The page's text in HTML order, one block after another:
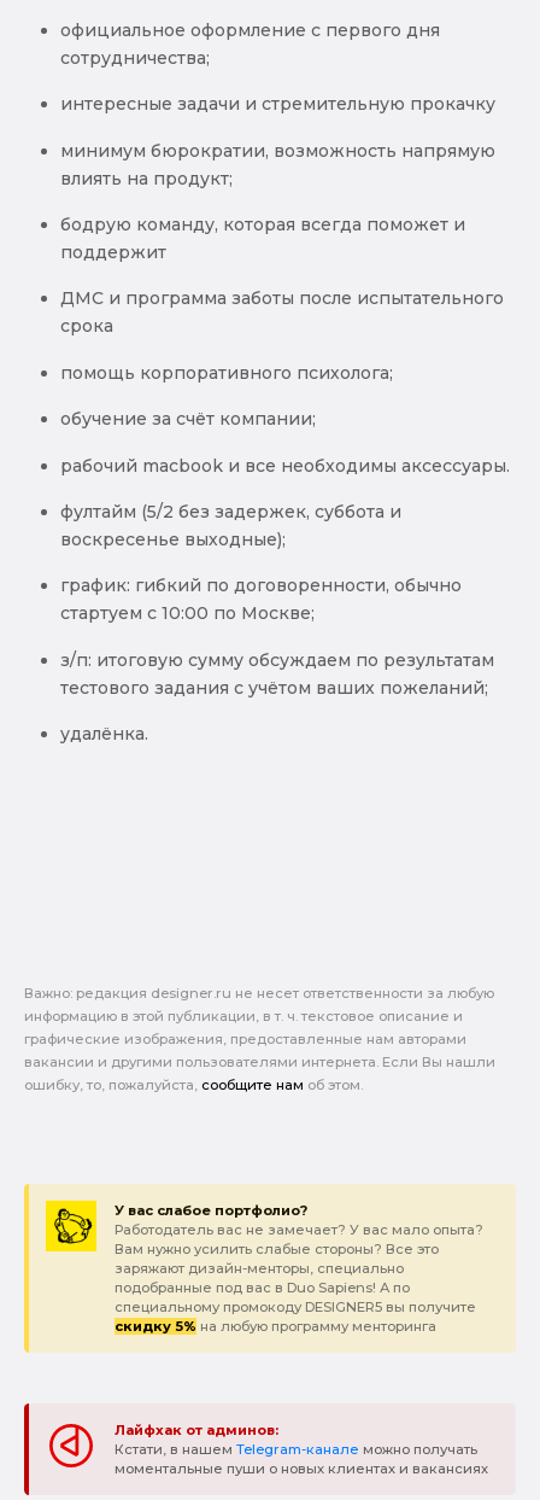
официальное оформление с первого дня
сотрудничества;
интересные задачи и стремительную прокачку
минимум бюрократии, возможность напрямую
влиять на продукт;
бодрую команду, которая всегда поможет и
поддержит
ДМС и программа заботы после испытательного
срока
помощь корпоративного психолога;
обучение за счёт компании;
рабочий macbook и все необходимы аксессуары.
фултайм (5/2 без задержек, суббота и
воскресенье выходные);
график: гибкий по договоренности, обычно
стартуем с 10:00 по Москве;
з/п: итоговую сумму обсуждаем по результатам
тестового задания с учётом ваших пожеланий;
удалёнка.
Важно: pедакция designer.ru не несет ответственности за любую
информацию в этой публикации, в т. ч. текстовое описание и
графические изображения, предоставленные нам авторами
вакансии и другими пользователями интернета. Если Вы нашли
ошибку, то, пожалуйста, сообщите нам об этом.
У вас слабое портфолио?
Работодатель вас не замечает? У вас мало опыта?
Вам нужно усилить слабые стороны? Все это
заряжают дизайн-менторы, специально
подобранные под вас в Duo Sapiens! А по
специальному промокоду DESIGNER5 вы получите
скидку 5% на любую программу менторинга
Лайфхак от админов:
Кстати, в нашем Telegram-канале можно получать
моментальные пуши о новых клиентах и вакансиях